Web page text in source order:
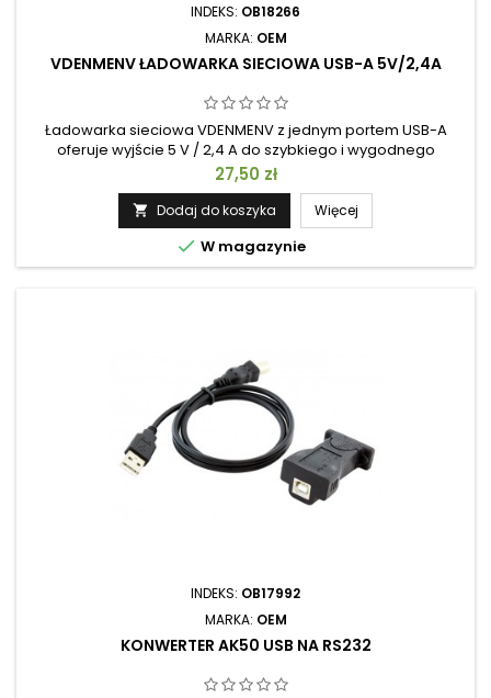
INDEKS: OB18266
MARKA: OEM
VDENMENV ŁADOWARKA SIECIOWA USB-A 5V/2,4A
Ładowarka sieciowa VDENMENV z jednym portem USB-A
oferuje wyjście 5 V / 2,4 A do szybkiego i wygodnego
ładowania telefonów komórkowych, tabletów, iPhone'ów,
telefonów z Androidem oraz innych urządzeń USB. Posiada
zabezpieczenie przed przeładowaniem i przepięciem,
certyfikaty CE i ROHS oraz uniwersalne wejście 100–240 V.
Cena
27,50 zł
 Dodaj do koszyka Więcej
 W magazynie
INDEKS: OB17992
MARKA: OEM
KONWERTER AK50 USB NA RS232